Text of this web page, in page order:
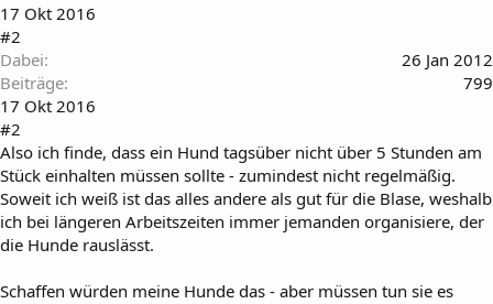
17 Okt 2016
#2
Dabei
26 Jan 2012
Beiträge
799
17 Okt 2016
#2
Also ich finde, dass ein Hund tagsüber nicht über 5 Stunden am
Stück einhalten müssen sollte - zumindest nicht regelmäßig.
Soweit ich weiß ist das alles andere als gut für die Blase, weshalb
ich bei längeren Arbeitszeiten immer jemanden organisiere, der
die Hunde rauslässt.
Schaffen würden meine Hunde das - aber müssen tun sie es